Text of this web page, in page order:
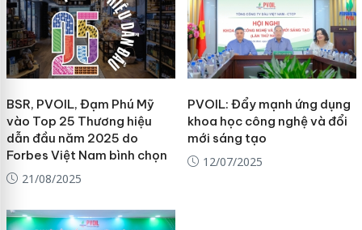
BSR, PVOIL, Đạm Phú Mỹ
vào Top 25 Thương hiệu
dẫn đầu năm 2025 do
Forbes Việt Nam bình chọn
21/08/2025
PVOIL: Đẩy mạnh ứng dụng
khoa học công nghệ và đổi
mới sáng tạo
12/07/2025